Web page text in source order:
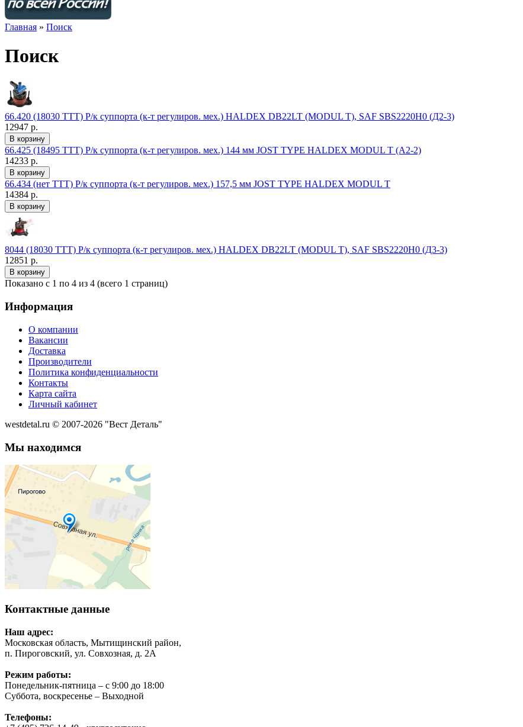
Главная » Поиск
Поиск
66.420 (18030 TTT) Р/к суппорта (к-т регулиров. мех.) HALDEX DB22LT (MODUL T), SAF SBS2220H0 (Д2-3)
12947 р.
66.425 (18495 TTT) Р/к суппорта (к-т регулиров. мех.) 144 мм JOST TYPE HALDEX MODUL T (А2-2)
14233 р.
66.434 (нет TTT) Р/к суппорта (к-т регулиров. мех.) 157,5 мм JOST TYPE HALDEX MODUL T
14384 р.
8044 (18030 TTT) Р/к суппорта (к-т регулиров. мех.) HALDEX DB22LT (MODUL T), SAF SBS2220H0 (Д3-3)
12851 р.
Показано с 1 по 4 из 4 (всего 1 страниц)
Информация
О компании
Вакансии
Доставка
Производители
Политика конфиденциальности
Контакты
Карта сайта
Личный кабинет
westdetal.ru © 2007-2026 "Вест Деталь"
Мы находимся
Контактные данные
Наш адрес:
Московская область, Мытищинский район,
п. Пироговский, ул. Совхозная, д. 2А
Режим работы:
Понедельник-пятница – с 9:00 до 18:00
Суббота, воскресенье – Выходной
Телефоны: